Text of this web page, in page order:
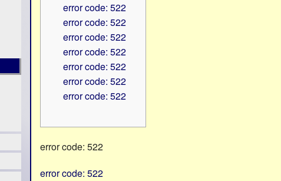
error code: 522
error code: 522
error code: 522
error code: 522
error code: 522
error code: 522
error code: 522
error code: 522
error code: 522